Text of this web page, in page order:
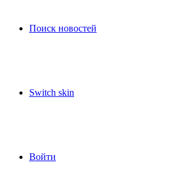
Поиск новостей
Switch skin
Войти